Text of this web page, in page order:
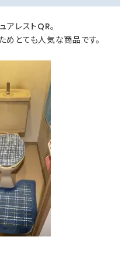
レストQR。
とても人気な商品です。